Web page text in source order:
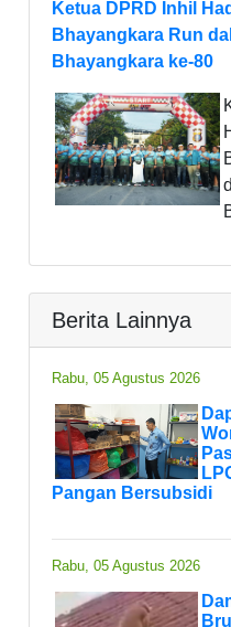
Ketua DPRD Inhil
Bhayangkara Run
Bhayangkara ke-80
Berita Lainnya
Rabu, 05 Agustus 2026
Pangan Bersubsidi
Rabu, 05 Agustus 2026